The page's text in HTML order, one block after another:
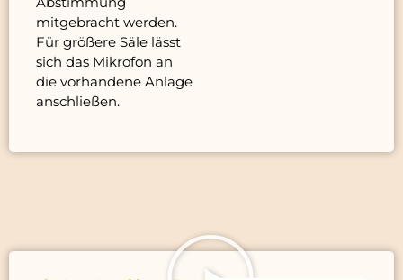
mitgebracht werden.
Für größere Säle lässt
sich das Mikrofon an
die vorhandene Anlage
anschließen.